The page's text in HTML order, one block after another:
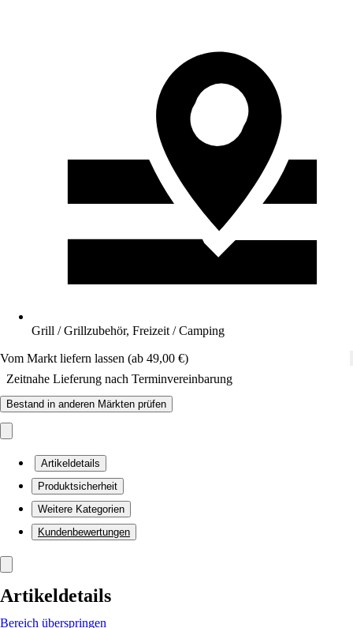
Grill / Grillzubehör, Freizeit / Camping
Vom Markt liefern lassen (ab 49,00 €)
Zeitnahe Lieferung nach Terminvereinbarung
Bestand in anderen Märkten prüfen
Artikeldetails
Produktsicherheit
Weitere Kategorien
Kundenbewertungen
Artikeldetails
Bereich überspringen